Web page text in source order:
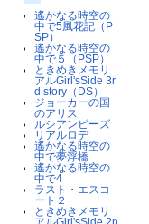
遙かなる時空の
中で5風花記（P
SP）
遙かなる時空の
中で５（PSP）
ときめきメモリ
アルGirl'sSide 3r
d story（DS）
ジョーカーの国
のアリス
ルシアンビーズ
リアルロデ
遙かなる時空の
中で夢浮橋
遙かなる時空の
中で4
ラスト・エスコ
ート２
ときめきメモリ
アルGirl'sSide 2n